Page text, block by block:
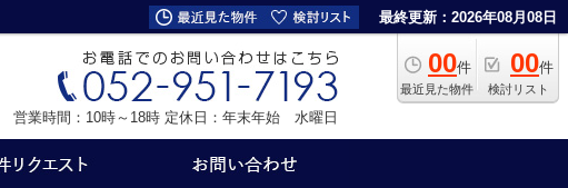
最終更新：2026年08月08日
00件
最近見た物件
00件
検討リスト
営業時間：10時～18時 定休日：年末年始 水曜日